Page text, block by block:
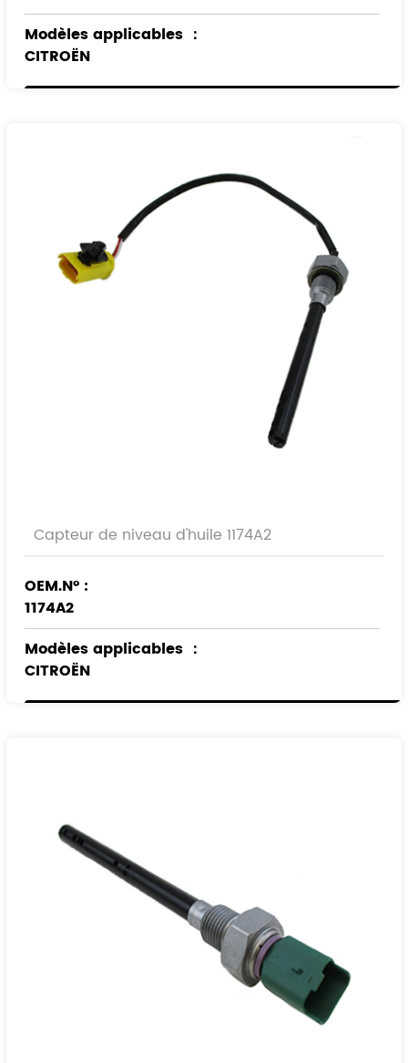
Modèles applicables ：
CITROËN
Capteur de niveau d'huile 1174A2
OEM.N° :
1174A2
Modèles applicables ：
CITROËN